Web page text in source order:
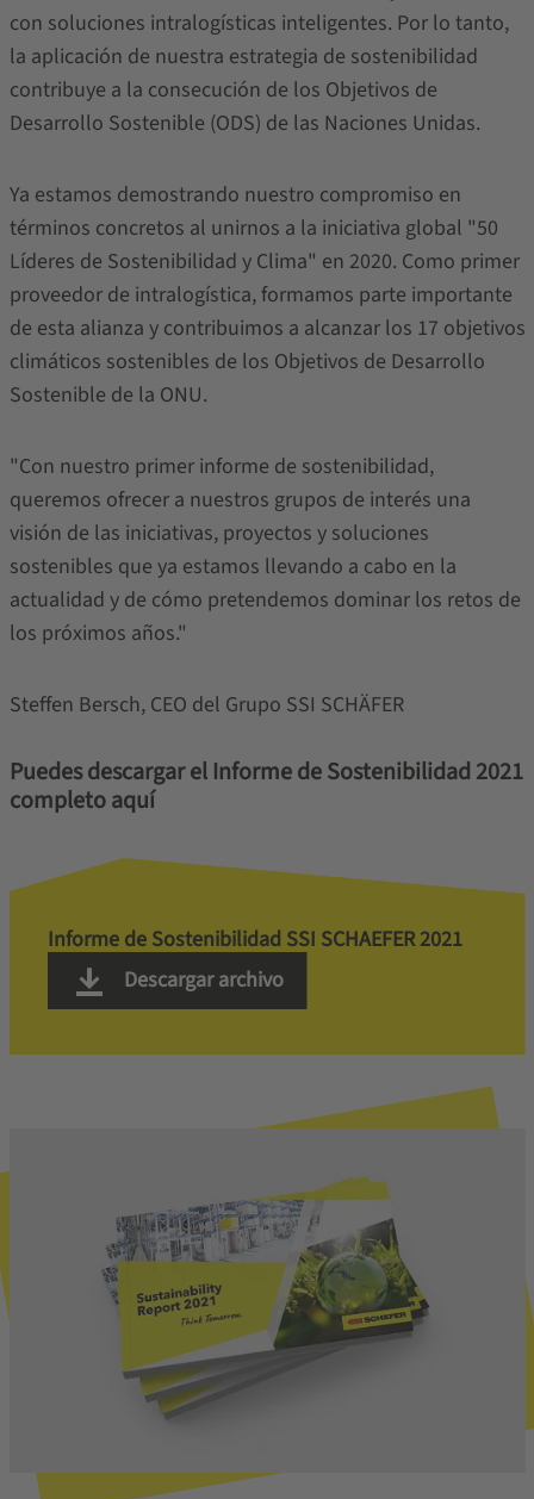
con soluciones intralogísticas inteligentes. Por lo tanto,
la aplicación de nuestra estrategia de sostenibilidad
contribuye a la consecución de los Objetivos de
Desarrollo Sostenible (ODS) de las Naciones Unidas.
Ya estamos demostrando nuestro compromiso en
términos concretos al unirnos a la iniciativa global "50
Líderes de Sostenibilidad y Clima" en 2020. Como primer
proveedor de intralogística, formamos parte importante
de esta alianza y contribuimos a alcanzar los 17 objetivos
climáticos sostenibles de los Objetivos de Desarrollo
Sostenible de la ONU.
"Con nuestro primer informe de sostenibilidad,
queremos ofrecer a nuestros grupos de interés una
visión de las iniciativas, proyectos y soluciones
sostenibles que ya estamos llevando a cabo en la
actualidad y de cómo pretendemos dominar los retos de
los próximos años."
Steffen Bersch, CEO del Grupo SSI SCHÄFER
Puedes descargar el Informe de Sostenibilidad 2021
completo aquí
Informe de Sostenibilidad SSI SCHAEFER 2021
Descargar archivo